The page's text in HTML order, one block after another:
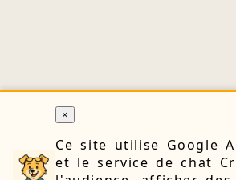
×
Ce site utilise Google
et le service de chat